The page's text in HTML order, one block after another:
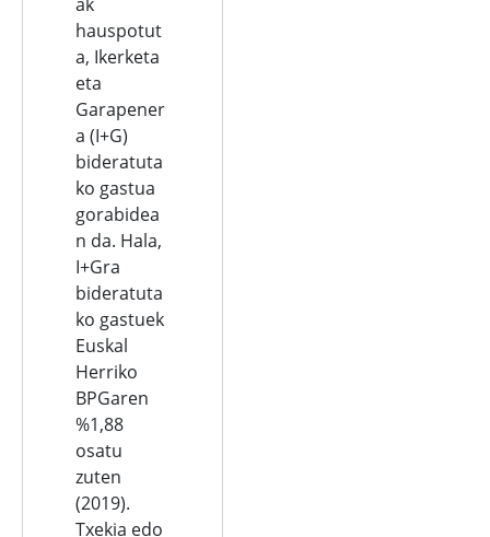
hauspotut
a, Ikerketa
eta
Garapener
a (I+G)
bideratuta
ko gastua
gorabidea
n da. Hala,
I+Gra
bideratuta
ko gastuek
Euskal
Herriko
BPGaren
%1,88
osatu
zuten
(2019).
Txekia edo